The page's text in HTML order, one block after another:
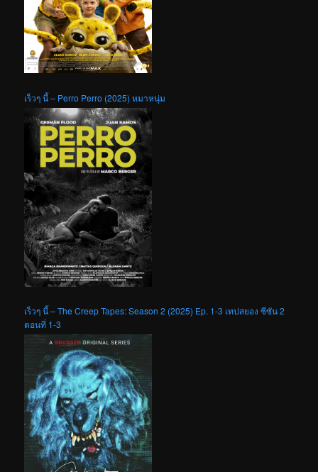
เร็วๆ นี้ – Perro Perro (2025) หมาหนุ่ม
เร็วๆ นี้ – The Creep Tapes: Season 2 (2025) Ep. 1-3 เทปสยอง ซีซัน 2
ตอนที่ 1-3